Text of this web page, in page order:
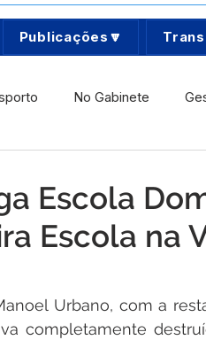
Publicações🔽
No Gabinete
Datas Comemorativas
Defesa Civil
Escola
Escola na
Urbano, com a
completamente